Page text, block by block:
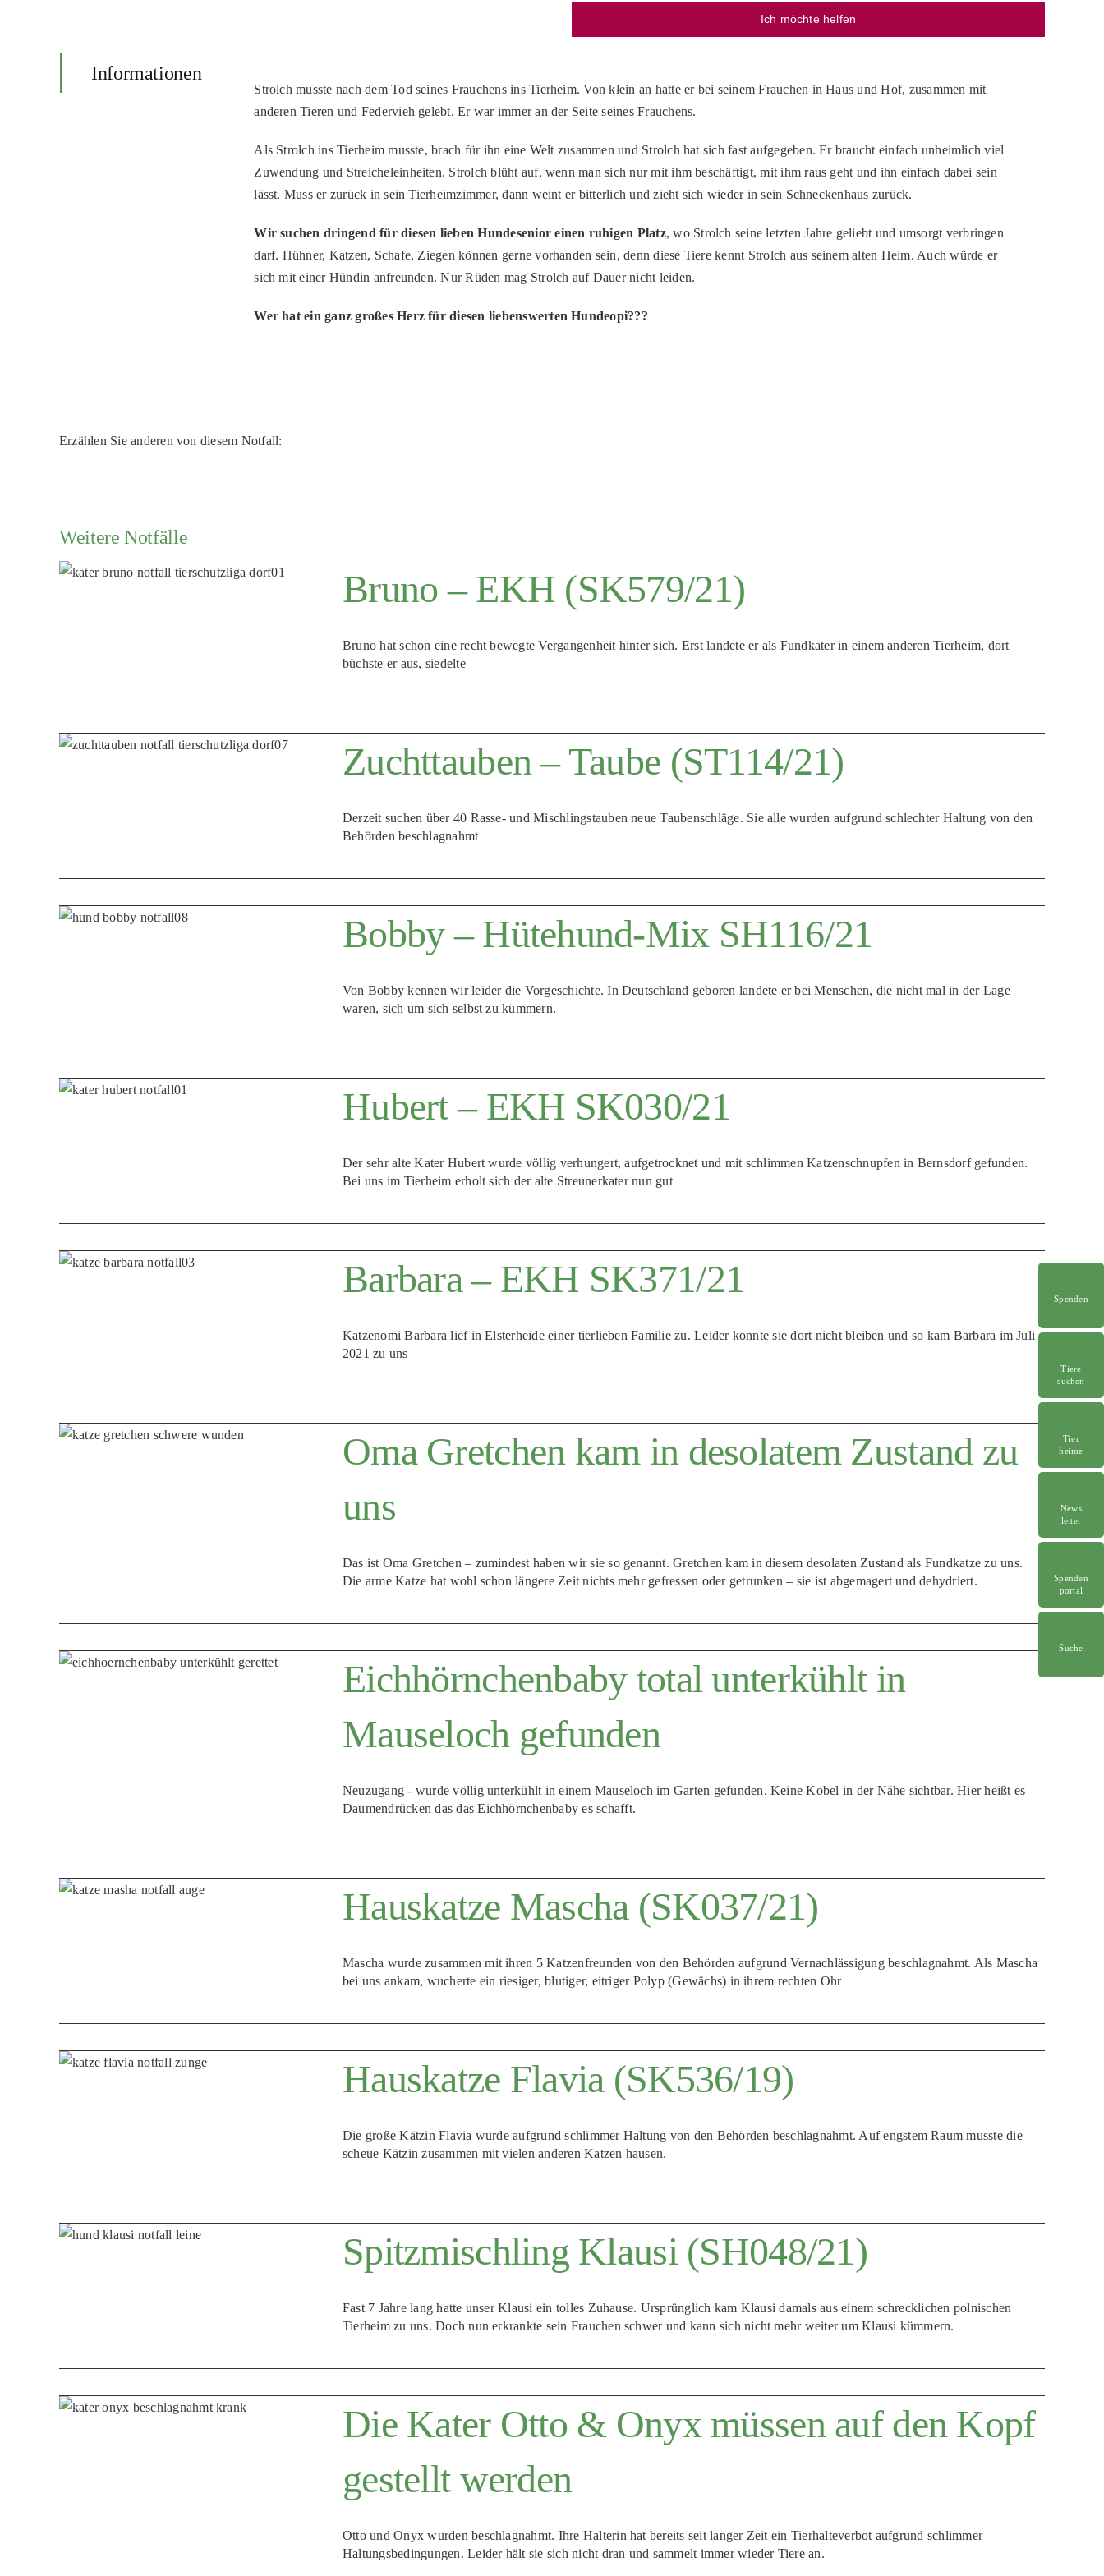
Spenden
Tiere
suchen
Tier
heime
News
letter
Spenden
portal
Suche
Ich möchte helfen
Informationen
Strolch musste nach dem Tod seines Frauchens ins Tierheim. Von klein an hatte er bei seinem Frauchen in Haus und Hof, zusammen mit
anderen Tieren und Federvieh gelebt. Er war immer an der Seite seines Frauchens.
Als Strolch ins Tierheim musste, brach für ihn eine Welt zusammen und Strolch hat sich fast aufgegeben. Er braucht einfach unheimlich viel
Zuwendung und Streicheleinheiten. Strolch blüht auf, wenn man sich nur mit ihm beschäftigt, mit ihm raus geht und ihn einfach dabei sein
lässt. Muss er zurück in sein Tierheimzimmer, dann weint er bitterlich und zieht sich wieder in sein Schneckenhaus zurück.
Wir suchen dringend für diesen lieben Hundesenior einen ruhigen Platz, wo Strolch seine letzten Jahre geliebt und umsorgt verbringen
darf. Hühner, Katzen, Schafe, Ziegen können gerne vorhanden sein, denn diese Tiere kennt Strolch aus seinem alten Heim. Auch würde er
sich mit einer Hündin anfreunden. Nur Rüden mag Strolch auf Dauer nicht leiden.
Wer hat ein ganz großes Herz für diesen liebenswerten Hundeopi???
Erzählen Sie anderen von diesem Notfall:
Weitere Notfälle
Bruno – EKH (SK579/21)
Bruno hat schon eine recht bewegte Vergangenheit hinter sich. Erst landete er als Fundkater in einem anderen Tierheim, dort
büchste er aus, siedelte
Zuchttauben – Taube (ST114/21)
Derzeit suchen über 40 Rasse- und Mischlingstauben neue Taubenschläge. Sie alle wurden aufgrund schlechter Haltung von den
Behörden beschlagnahmt
Bobby – Hütehund-Mix SH116/21
Von Bobby kennen wir leider die Vorgeschichte. In Deutschland geboren landete er bei Menschen, die nicht mal in der Lage
waren, sich um sich selbst zu kümmern.
Hubert – EKH SK030/21
Der sehr alte Kater Hubert wurde völlig verhungert, aufgetrocknet und mit schlimmen Katzenschnupfen in Bernsdorf gefunden.
Bei uns im Tierheim erholt sich der alte Streunerkater nun gut
Barbara – EKH SK371/21
Katzenomi Barbara lief in Elsterheide einer tierlieben Familie zu. Leider konnte sie dort nicht bleiben und so kam Barbara im Juli
2021 zu uns
Oma Gretchen kam in desolatem Zustand zu
uns
Das ist Oma Gretchen – zumindest haben wir sie so genannt. Gretchen kam in diesem desolaten Zustand als Fundkatze zu uns.
Die arme Katze hat wohl schon längere Zeit nichts mehr gefressen oder getrunken – sie ist abgemagert und dehydriert.
Eichhörnchenbaby total unterkühlt in
Mauseloch gefunden
Neuzugang - wurde völlig unterkühlt in einem Mauseloch im Garten gefunden. Keine Kobel in der Nähe sichtbar. Hier heißt es
Daumendrücken das das Eichhörnchenbaby es schafft.
Hauskatze Mascha (SK037/21)
Mascha wurde zusammen mit ihren 5 Katzenfreunden von den Behörden aufgrund Vernachlässigung beschlagnahmt. Als Mascha
bei uns ankam, wucherte ein riesiger, blutiger, eitriger Polyp (Gewächs) in ihrem rechten Ohr
Hauskatze Flavia (SK536/19)
Die große Kätzin Flavia wurde aufgrund schlimmer Haltung von den Behörden beschlagnahmt. Auf engstem Raum musste die
scheue Kätzin zusammen mit vielen anderen Katzen hausen.
Spitzmischling Klausi (SH048/21)
Fast 7 Jahre lang hatte unser Klausi ein tolles Zuhause. Ursprünglich kam Klausi damals aus einem schrecklichen polnischen
Tierheim zu uns. Doch nun erkrankte sein Frauchen schwer und kann sich nicht mehr weiter um Klausi kümmern.
Die Kater Otto & Onyx müssen auf den Kopf
gestellt werden
Otto und Onyx wurden beschlagnahmt. Ihre Halterin hat bereits seit langer Zeit ein Tierhalteverbot aufgrund schlimmer
Haltungsbedingungen. Leider hält sie sich nicht dran und sammelt immer wieder Tiere an.